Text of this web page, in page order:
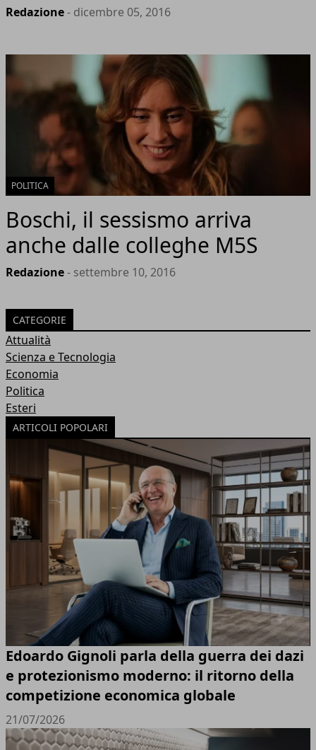
Redazione- dicembre 05, 2016
POLITICA
Boschi, il sessismo arriva
anche dalle colleghe M5S
Redazione- settembre 10, 2016
CATEGORIE
Attualità
Scienza e Tecnologia
Economia
Politica
Esteri
ARTICOLI POPOLARI
Edoardo Gignoli parla della guerra dei dazi
e protezionismo moderno: il ritorno della
competizione economica globale
21/07/2026